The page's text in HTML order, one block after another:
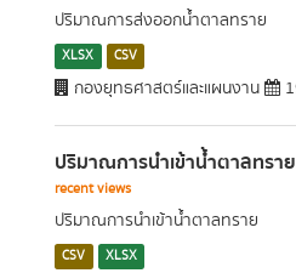
ปริมาณการส่งออกน้ำตาลทราย
XLSX CSV
กองยุทธศาสตร์และแผนงาน
ปริมาณการนำเข้าน้ำตาลทราย
recent views
ปริมาณการนำเข้าน้ำตาลทราย
CSV XLSX